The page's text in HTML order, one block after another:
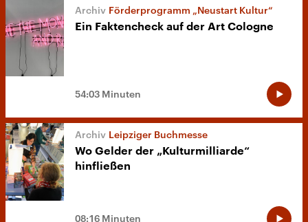
Förderprogramm „Neustart Kultur“
Ein Faktencheck auf der Art Cologne
54:03 Minuten
Leipziger Buchmesse
Wo Gelder der „Kulturmilliarde“
hinfließen
08:16 Minuten